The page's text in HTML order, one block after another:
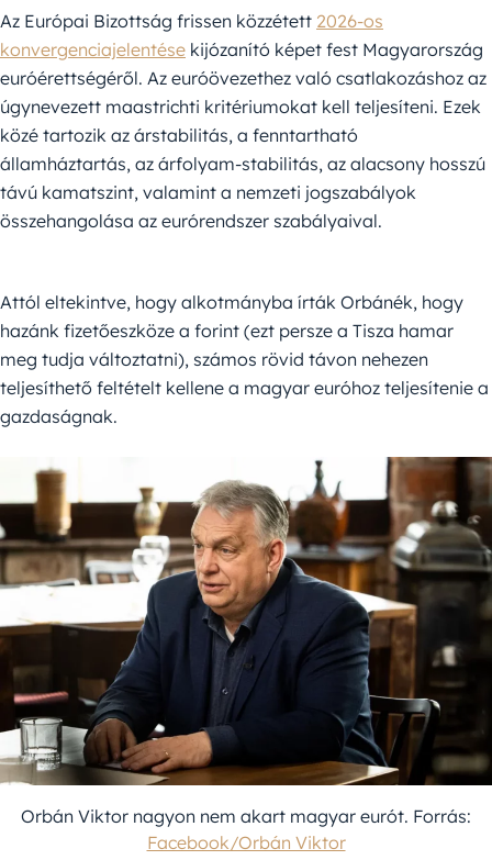
Az Európai Bizottság frissen közzétett 2026-os
konvergenciajelentése kijózanító képet fest Magyarország
euróérettségéről. Az euróövezethez való csatlakozáshoz az
úgynevezett maastrichti kritériumokat kell teljesíteni. Ezek
közé tartozik az árstabilitás, a fenntartható
államháztartás, az árfolyam-stabilitás, az alacsony hosszú
távú kamatszint, valamint a nemzeti jogszabályok
összehangolása az eurórendszer szabályaival.
Attól eltekintve, hogy alkotmányba írták Orbánék, hogy
hazánk fizetőeszköze a forint (ezt persze a Tisza hamar
meg tudja változtatni), számos rövid távon nehezen
teljesíthető feltételt kellene a magyar euróhoz teljesítenie a
gazdaságnak.
Orbán Viktor nagyon nem akart magyar eurót. Forrás:
Facebook/Orbán Viktor